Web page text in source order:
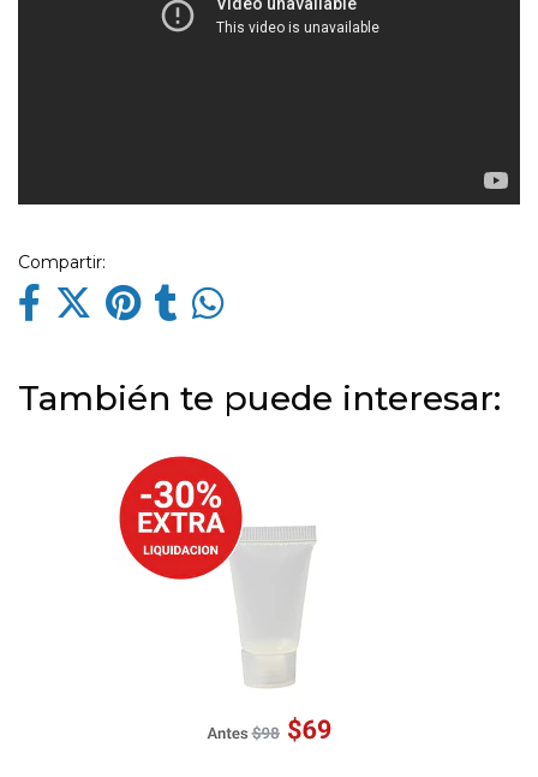
Compartir:
También te puede interesar: